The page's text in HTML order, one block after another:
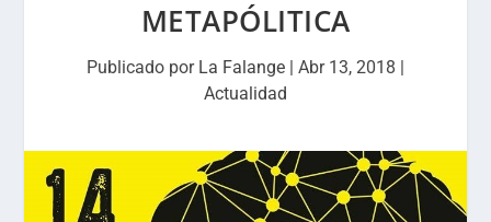
METAPÓLITICA
Publicado por La Falange | Abr 13, 2018 |
Actualidad